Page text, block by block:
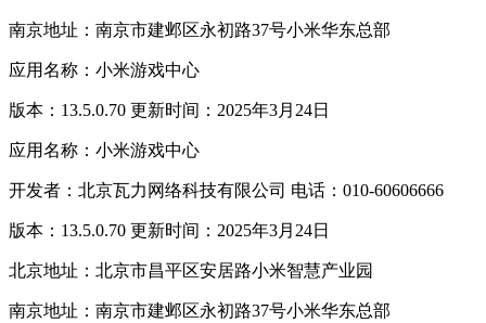
南京地址：南京市建邺区永初路37号小米华东总部
应用名称：小米游戏中心
版本：13.5.0.70 更新时间：2025年3月24日
应用名称：小米游戏中心
开发者：北京瓦力网络科技有限公司 电话：010-60606666
版本：13.5.0.70 更新时间：2025年3月24日
北京地址：北京市昌平区安居路小米智慧产业园
南京地址：南京市建邺区永初路37号小米华东总部